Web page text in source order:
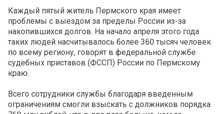
Каждый пятый житель Пермского края имеет
проблемы с выездом за пределы России из-за
накопившихся долгов. На начало апреля этого года
таких людей насчитывалось более 360 тысяч человек
по всему региону, говорят в федеральной службе
судебных приставов (ФССП) России по Пермскому
краю.
Всего сотрудники службы благодаря введенным
ограничениям смогли взыскать с должников порядка